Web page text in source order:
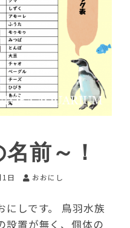
前～！
日 おおにし
にしです。 鳥羽水族
設置が無く、個体の